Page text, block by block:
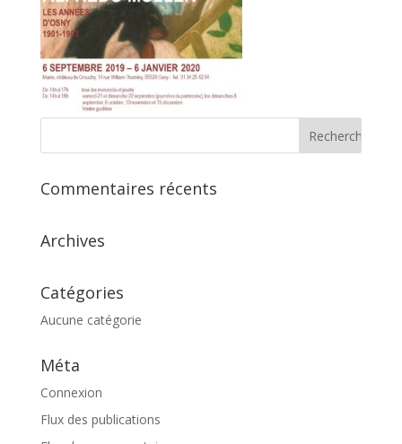
Commentaires récents
Archives
Catégories
Aucune catégorie
Méta
Connexion
Flux des publications